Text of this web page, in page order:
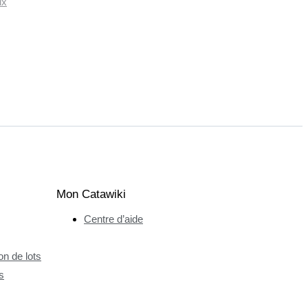
de lots
Mon Catawiki
Centre d’aide